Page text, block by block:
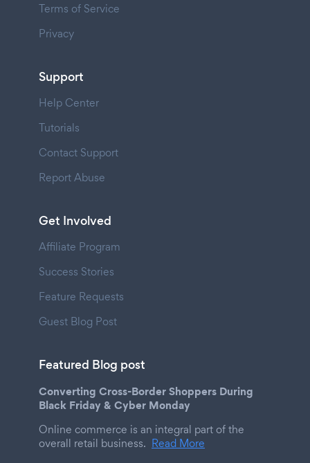
Terms of Service
Privacy
Support
Help Center
Tutorials
Contact Support
Report Abuse
Get Involved
Affiliate Program
Success Stories
Feature Requests
Guest Blog Post
Featured Blog post
Converting Cross-Border Shoppers During
Black Friday & Cyber Monday
Online commerce is an integral part of the
overall retail business. Read More